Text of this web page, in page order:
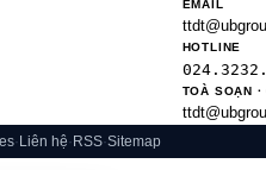
EMAIL
HOTLINE
TOÀ SOẠN
· Liên hệ· RSS·Sitemap